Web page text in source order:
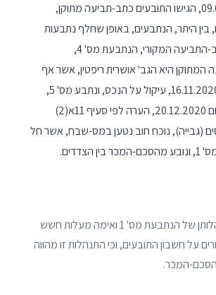
ביום 09.03.2021, הגישו התובעים כתב-תביעה מתוקן,
בין היתר, הנתבעים, באופן שחלף נתבעות
מס' 4-5 בכתב-התביעה המקורי, הנתבעת מס' 4,
היא הגב' אושרית ריפטין, אשר אף
הטילה, ביום 16.11.2020, עיקול על הנכס, ונתבע מס' 5,
אשר רשם, ביום 20.12.2020, הערה לפי סעיף 11א(2)
(גבייה), נוכח חוב נטען במס-שבח, אשר חל
עוד נטען, כי התנהלותן של הנתבעת מס' 1 ואימהּ מעלות חשש
על חשבון התובעים, וכי התנהלות זו מהווה
המכר.